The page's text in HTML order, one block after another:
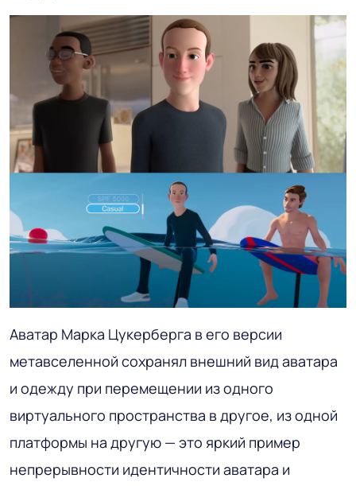
Аватар Марка Цукерберга в его версии
метавселенной сохранял внешний вид аватара
и одежду при перемещении из одного
виртуального пространства в другое, из одной
платформы на другую — это яркий пример
непрерывности идентичности аватара и